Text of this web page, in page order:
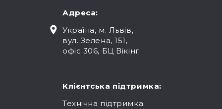
Адреса:
Україна, м. Львів,
вул. Зелена, 151,
офіс 306, БЦ Вікінг
Клієнтська підтримка:
Технічна підтримка